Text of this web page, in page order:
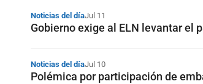
Noticias del díaJul 11
Gobierno exige al ELN levantar el
Noticias del díaJul 10
Polémica por participación de